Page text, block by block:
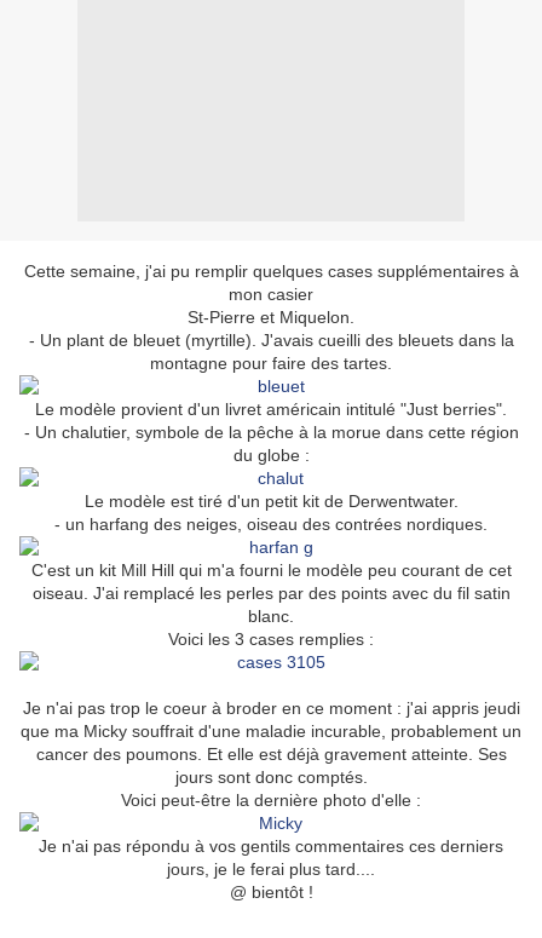
Cette semaine, j'ai pu remplir quelques cases supplémentaires à
mon casier
St-Pierre et Miquelon.
- Un plant de bleuet (myrtille). J'avais cueilli des bleuets dans la
montagne pour faire des tartes.
Le modèle provient d'un livret américain intitulé "Just berries".
- Un chalutier, symbole de la pêche à la morue dans cette région
du globe :
Le modèle est tiré d'un petit kit de Derwentwater.
- un harfang des neiges, oiseau des contrées nordiques.
C'est un kit Mill Hill qui m'a fourni le modèle peu courant de cet
oiseau. J'ai remplacé les perles par des points avec du fil satin
blanc.
Voici les 3 cases remplies :
Je n'ai pas trop le coeur à broder en ce moment : j'ai appris jeudi
que ma Micky souffrait d'une maladie incurable, probablement un
cancer des poumons. Et elle est déjà gravement atteinte. Ses
jours sont donc comptés.
Voici peut-être la dernière photo d'elle :
Je n'ai pas répondu à vos gentils commentaires ces derniers
jours, je le ferai plus tard....
@ bientôt !